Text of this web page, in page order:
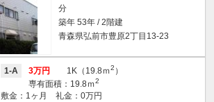
分
築年 53年 / 2階建
青森県弘前市豊原2丁目13-23
1-A 3万円 1K（19.8ｍ2 ）
専有面積：19.8ｍ2
敷金：1ヶ月 礼金：0万円